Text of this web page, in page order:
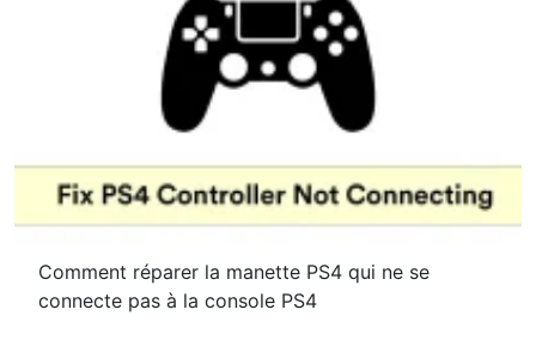
Comment réparer la manette PS4 qui ne se
connecte pas à la console PS4